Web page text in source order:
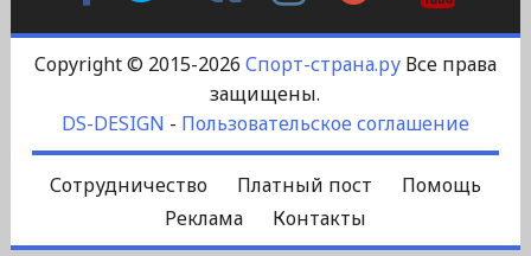
Copyright © 2015-2026 Спорт-страна.руВсе права
защищены.
DS-DESIGN - Пользовательское соглашение
Сотрудничество Платный пост
Помощь
Реклама
Контакты